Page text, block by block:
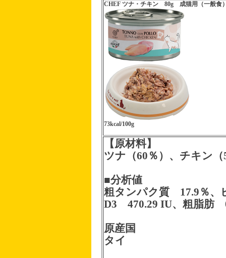
CHEF ツナ・チキン 80g 成猫用（一般食
73kcal/100g
【原材料】
ツナ（60％）、チキン
■分析値
粗タンパク質 17.9％
D3 470.29 IU、粗脂肪
原産国
タイ